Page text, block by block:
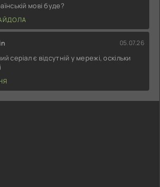
мові буде?
05.07.26
серіал є відсутній у мережі, оскільки